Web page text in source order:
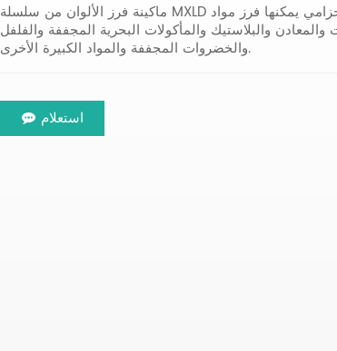
ماكينة فرز الألوان من سلسلة MXLD عبارة عن ماكينة فرز جسيمات كبيرة من النوع الحزامي يمكنها فرز مواد
والبلاستيك والمأكولات البحرية المجففة والفلفل
والخضروات المجففة والمواد الكبيرة الأخرى.
استعلام